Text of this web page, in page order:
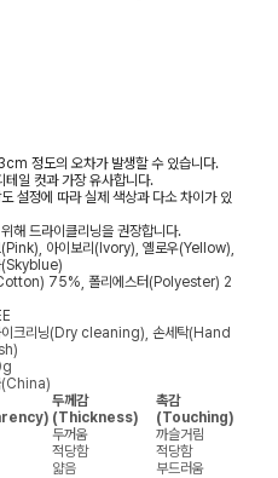
정도의 오차가 발생할 수 있습니다.
일 컷과 가장 유사합니다.
설정에 따라 실제 색상과 다소 차이가 있
해 드라이클리닝을 권장합니다.
(Pink), 아이보리(Ivory), 옐로우(Yellow),
(Skyblue)
75%, 폴리에스터(Polyester) 2
이크리닝(Dry cleaning), 손세탁(Hand
(China)
두께감
(Thickness)
촉감
(Touching)
두꺼움
까슬거림
적당함
적당함
얇음
부드러움